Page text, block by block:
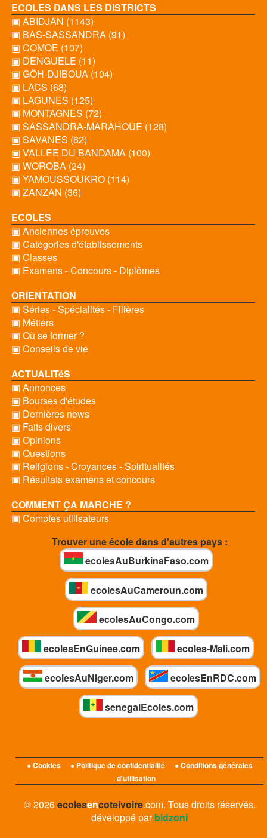
ECOLES DANS LES DISTRICTS
▣ ABIDJAN (1143)
▣ BAS-SASSANDRA (91)
▣ COMOE (107)
▣ DENGUELE (11)
▣ GÔH-DJIBOUA (104)
▣ LACS (68)
▣ LAGUNES (125)
▣ MONTAGNES (72)
▣ SASSANDRA-MARAHOUE (128)
▣ SAVANES (62)
▣ VALLEE DU BANDAMA (100)
▣ WOROBA (24)
▣ YAMOUSSOUKRO (114)
▣ ZANZAN (36)
ECOLES
▣ Anciennes épreuves
▣ Catégories d'établissements
▣ Classes
▣ Examens - Concours - Diplômes
ORIENTATION
▣ Séries - Spécialités - Filières
▣ Métiers
▣ Où se former ?
▣ Conseils de vie
ACTUALITéS
▣ Annonces
▣ Bourses d'études
▣ Dernières news
▣ Faits divers
▣ Opinions
▣ Questions
▣ Religions - Croyances - Spiritualités
▣ Résultats examens et concours
COMMENT ÇA MARCHE ?
▣ Comptes utilisateurs
Trouver une école dans d'autres pays :
ecolesAuBurkinaFaso.com
ecolesAuCameroun.com
ecolesAuCongo.com
ecolesEnGuinee.com ecoles-Mali.com
ecolesAuNiger.com ecolesEnRDC.com
senegalEcoles.com
● Cookies ● Politique de confidentialité
● Conditions générales
d'utilisation
© 2026ecolesencoteivoire.com. Tous droits réservés.
développé parbidzoni